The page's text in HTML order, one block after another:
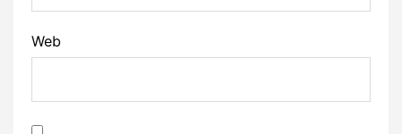
Web